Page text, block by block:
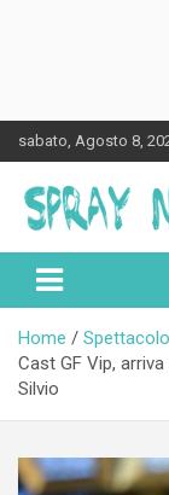
to
content
sabato, Agosto 8,
Home
Spettacolo
Cast GF Vip,
Silvio